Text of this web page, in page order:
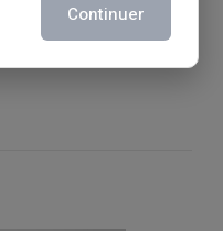
mobile
Continuer